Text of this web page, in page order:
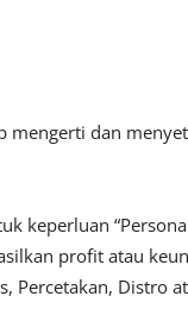
mengerti dan
keperluan
profit atau
Percetakan, Distro